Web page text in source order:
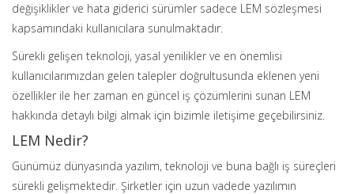
değişiklikler ve hata giderici sürümler sadece LEM sözleşmesi
kapsamındaki kullanıcılara sunulmaktadır.
Sürekli gelişen teknoloji, yasal yenilikler ve en önemlisi
kullanıcılarımızdan gelen talepler doğrultusunda eklenen yeni
özellikler ile her zaman en güncel iş çözümlerini sunan LEM
hakkında detaylı bilgi almak için bizimle iletişime geçebilirsiniz.
LEM Nedir?
Günümüz dünyasında yazılım, teknoloji ve buna bağlı iş süreçleri
sürekli gelişmektedir. Şirketler için uzun vadede yazılımın